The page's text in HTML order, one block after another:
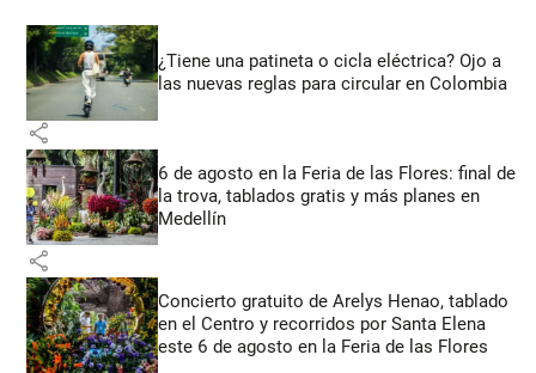
¿Tiene una patineta o cicla eléctrica? Ojo a
las nuevas reglas para circular en Colombia
share
6 de agosto en la Feria de las Flores: final de
la trova, tablados gratis y más planes en
Medellín
share
Concierto gratuito de Arelys Henao, tablado
en el Centro y recorridos por Santa Elena
este 6 de agosto en la Feria de las Flores